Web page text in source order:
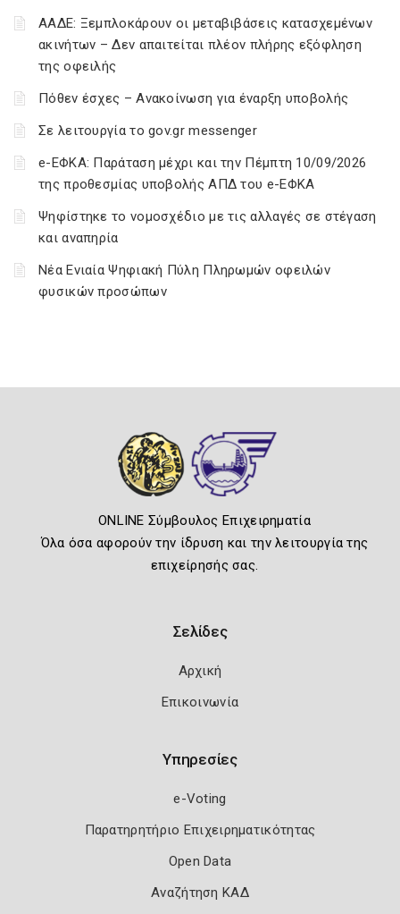
ΑΑΔΕ: Ξεμπλοκάρουν οι μεταβιβάσεις κατασχεμένων
ακινήτων – Δεν απαιτείται πλέον πλήρης εξόφληση
της οφειλής
Πόθεν έσχες – Ανακοίνωση για έναρξη υποβολής
Σε λειτουργία το gov.gr messenger
e-ΕΦΚΑ: Παράταση μέχρι και την Πέμπτη 10/09/2026
της προθεσμίας υποβολής ΑΠΔ του e-ΕΦΚΑ
Ψηφίστηκε το νομοσχέδιο με τις αλλαγές σε στέγαση
και αναπηρία
Νέα Ενιαία Ψηφιακή Πύλη Πληρωμών οφειλών
φυσικών προσώπων
ONLINE Σύμβουλος Επιχειρηματία
Όλα όσα αφορούν την ίδρυση και την λειτουργία της
επιχείρησής σας.
Σελίδες
Αρχική
Επικοινωνία
Υπηρεσίες
e-Voting
Παρατηρητήριο Επιχειρηματικότητας
Open Data
Αναζήτηση ΚΑΔ